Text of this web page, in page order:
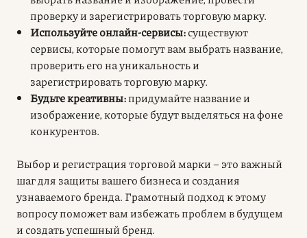
проверку и зарегистрировать торговую марку.
Используйте онлайн-сервисы:существуют
сервисы, которые помогут вам выбрать название,
проверить его на уникальность и
зарегистрировать торговую марку.
Будьте креативны:придумайте название и
изображение, которые будутвыделяться на фоне
конкурентов.
Выбор и регистрация торговой марки – этоважный
шаг для защиты вашего бизнесаи создания
узнаваемого бренда. Грамотный подход к этому
вопросу поможет вам избежать проблем в будущем
и создать успешный бренд.